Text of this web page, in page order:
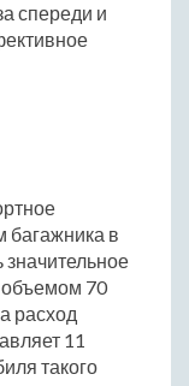
спереди и
багажника в
значительное
объемом 70
расход
11
такого